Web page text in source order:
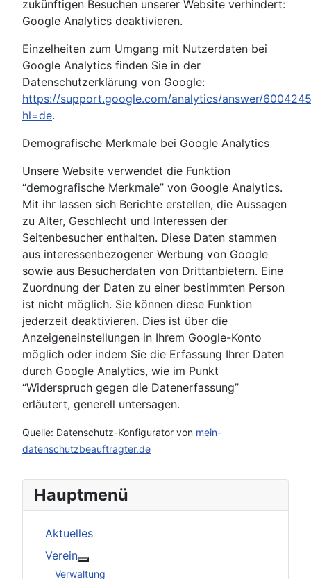
zukünftigen Besuchen unserer Website verhindert:
Google Analytics deaktivieren.
Einzelheiten zum Umgang mit Nutzerdaten bei
Google Analytics finden Sie in der
Datenschutzerklärung von Google:
https://support.google.com/analytics/answer/
hl=de.
Demografische Merkmale bei Google Analytics
Unsere Website verwendet die Funktion
“demografische Merkmale” von Google Analytics.
Mit ihr lassen sich Berichte erstellen, die Aussagen
zu Alter, Geschlecht und Interessen der
Seitenbesucher enthalten. Diese Daten stammen
aus interessenbezogener Werbung von Google
sowie aus Besucherdaten von Drittanbietern. Eine
Zuordnung der Daten zu einer bestimmten Person
ist nicht möglich. Sie können diese Funktion
jederzeit deaktivieren. Dies ist über die
Anzeigeneinstellungen in Ihrem Google-Konto
möglich oder indem Sie die Erfassung Ihrer Daten
durch Google Analytics, wie im Punkt
“Widerspruch gegen die Datenerfassung”
erläutert, generell untersagen.
Quelle: Datenschutz-Konfigurator von mein-
datenschutzbeauftragter.de
Hauptmenü
Aktuelles
Verein
Weitere Informationen: Verein
Verwaltung